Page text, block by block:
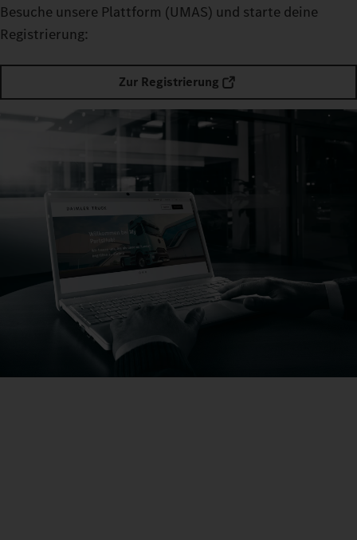
Besuche unsere Plattform (UMAS) und starte deine
Registrierung:
Zur Registrierung